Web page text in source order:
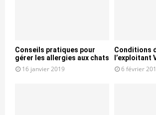
Conseils pratiques pour
gérer les allergies aux chats
16 janvier 2019
Conditions
l’exploitant
6 février